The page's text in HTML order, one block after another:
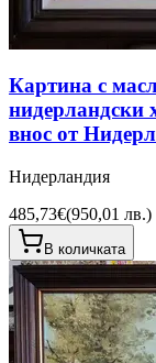
Картина с
нидерландски
внос от
Нидерландия
485,73€(950,01 лв.)
В количката